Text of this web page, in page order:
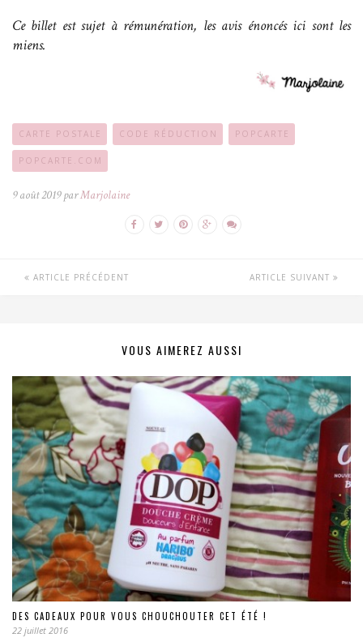
Ce billet est sujet à rémunération, les avis énoncés ici sont les
miens.
CARTE POSTALE CODE RÉDUCTION POPCARTE
POPCARTE.COM
9 août 2019 parMarjolaine
ARTICLE PRÉCÉDENT ARTICLE SUIVANT
VOUS AIMEREZ AUSSI
DES CADEAUX POUR VOUS CHOUCHOUTER CET ÉTÉ !
22 juillet 2016